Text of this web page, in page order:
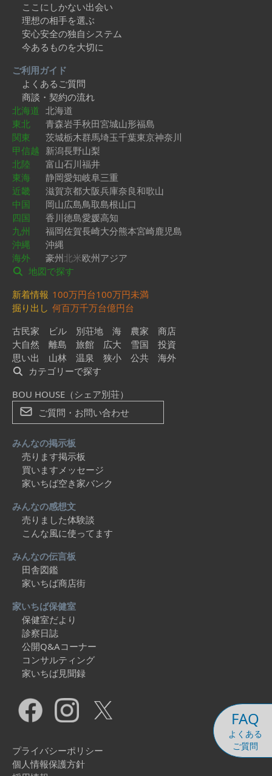
FAQ
よくある
ご質問
ここにしかない出会い
理想の相手を選ぶ
安心安全の独自システム
今あるものを大切に
ご利用ガイド
よくあるご質問
商談・契約の流れ
北海道 北海道
東北
青森岩手秋田宮城山形福島
関東
茨城栃木群馬埼玉千葉東京神奈川
甲信越 新潟長野山梨
北陸
富山石川福井
東海
静岡愛知岐阜三重
近畿
滋賀京都大阪兵庫奈良和歌山
中国
岡山広島鳥取島根山口
四国
香川徳島愛媛高知
九州
福岡佐賀長崎大分熊本宮崎鹿児島
沖縄
沖縄
海外
豪州北米欧州アジア
地図で探す
新着情報 100万円台100万円未満
掘り出し 何百万千万台億円台
古民家
ビル 別荘地 海 農家
商店
大自然
離島 旅館 広大 雪国
投資
思い出
山林 温泉 狭小 公共
海外
カテゴリーで探す
BOU HOUSE（シェア別荘）
ご質問・お問い合わせ
みんなの掲示板
売ります掲示板
買いますメッセージ
家いちば空き家バンク
みんなの感想文
売りました体験談
こんな風に使ってます
みんなの伝言板
田舎図鑑
家いちば商店街
家いちば保健室
保健室だより
診察日誌
公開Q&Aコーナー
コンサルティング
家いちば見聞録
プライバシーポリシー
個人情報保護方針